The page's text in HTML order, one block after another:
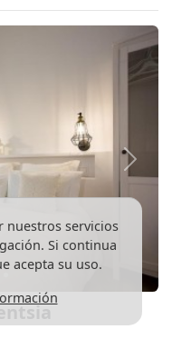
nuestros servicios
Si continua
acepta su uso.